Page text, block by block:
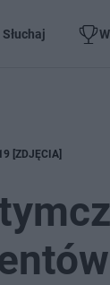
Słuchaj
[ZDJĘCIA]